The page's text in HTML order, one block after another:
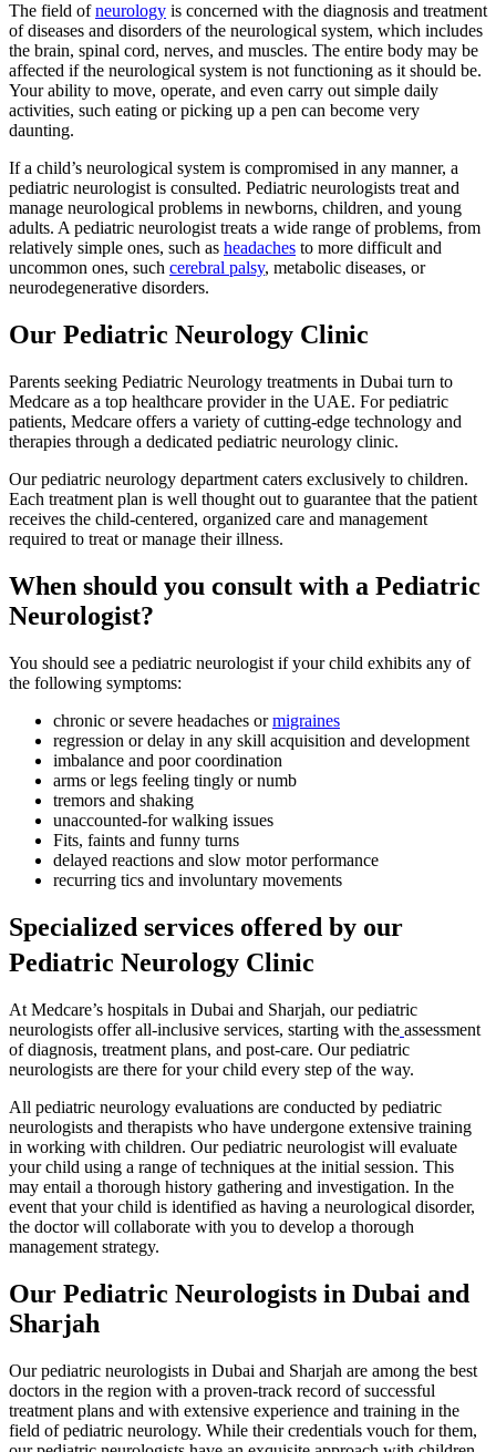
The field ofneurology is concerned with the diagnosis and treatment
of diseases and disorders of the neurological system, which includes
the brain, spinal cord, nerves, and muscles. The entire body may be
affected if the neurological system is not functioning as it should be.
Your ability to move, operate, and even carry out simple daily
activities, such eating or picking up a pen can become very
daunting.
If a child’s neurological system is compromised in any manner, a
pediatric neurologist is consulted. Pediatric neurologists treat and
manage neurological problems in newborns, children, and young
adults. A pediatric neurologist treats a wide range of problems, from
relatively simple ones, such as headaches to more difficult and
uncommon ones, such cerebral palsy, metabolic diseases, or
neurodegenerative disorders.
Our Pediatric Neurology Clinic
Parents seeking Pediatric Neurology treatments in Dubai turn to
Medcare as a top healthcare provider in the UAE. For pediatric
patients, Medcare offers a variety of cutting-edge technology and
therapies through a dedicated pediatric neurology clinic.
Our pediatric neurology department caters exclusively to children.
Each treatment plan is well thought out to guarantee that the patient
receives the child-centered, organized care and management
required to treat or manage their illness.
When should you consult with a Pediatric
Neurologist?
You should see a pediatric neurologist if your child exhibits any of
the following symptoms:
chronic or severe headaches ormigraines
regression or delay in any skill acquisition and development
imbalance and poor coordination
arms or legs feeling tingly or numb
tremors and shaking
unaccounted-for walking issues
Fits, faints and funny turns
delayed reactions and slow motor performance
recurring tics and involuntary movements
Specialized services offered by our
Pediatric Neurology Clinic
At Medcare’s hospitals in Dubai and Sharjah, our pediatric
neurologists offer all-inclusive services, starting with the assessment
of diagnosis, treatment plans, and post-care. Our pediatric
neurologists are there for your child every step of the way.
All pediatric neurology evaluations are conducted by pediatric
neurologists and therapists who have undergone extensive training
in working with children. Our pediatric neurologist will evaluate
your child using a range of techniques at the initial session. This
may entail a thorough history gathering and investigation. In the
event that your child is identified as having a neurological disorder,
the doctor will collaborate with you to develop a thorough
management strategy.
Our Pediatric Neurologists in Dubai and
Sharjah
Our pediatric neurologists in Dubai and Sharjah are among the best
doctors in the region with a proven-track record of successful
treatment plans and with extensive experience and training in the
field of pediatric neurology. While their credentials vouch for them,